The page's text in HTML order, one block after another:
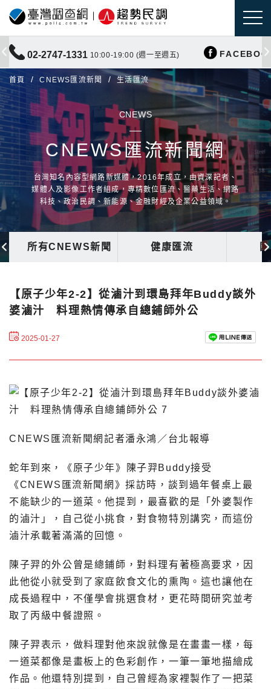
02-2747-1331 10:00-19:00 (週一至週五)
首頁 CNEWS匯流新聞 生活匯流
CNEWS
CNEWS匯流新聞網
台灣知名內容型網路新媒體，2016年成立，由資深記者、
媒體人及影像工作者組成，專精數位匯流、醫藥生活、網路
科技、政治民調、新能源、金融財經及企業公益領域。
所有CNEWS新聞 健康匯流
【原子少年2-2】從滷汁到環島拜年Buddy談外
婆滷汁 料理熱情傳承自總鋪師外公
2025-01-27
CNEWS匯流新聞網記者潘永鴻／台北報導
蛇年到來，《原子少年》陳子羿Buddy接受
《CNEWS匯流新聞網》採訪時，談到過年餐桌上最
不能缺少的一道菜。他提到，最喜歡的是「外婆製作
的滷汁」，自己從小挑食，對食物特別講究，而這份
滷汁承載著滿滿的回憶。
陳子羿的外公曾是總鋪師，對料理有著極高要求，因
此他從小就受到了家庭飲食文化的熏陶。這也讓他在
成長過程中，不僅學會挑選食材，更花時間研究並考
取了丙級中餐證照。
陳子羿表示，做料理對他來說就像是在畫畫一樣，每
一道菜都像是畫板上的色彩創作，一筆一筆地描繪成
作品。他還特別提到，自己曾經為家裡製作了一把菜